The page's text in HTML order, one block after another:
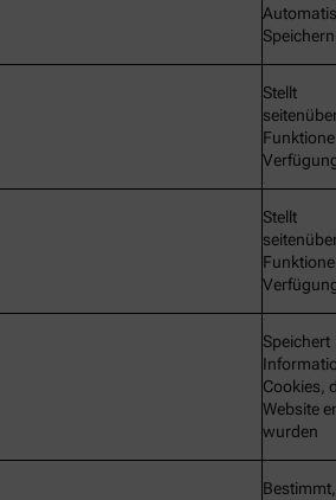
Speichern
Stellt
Stellt
Speichert
Cookies,
Website
wurden